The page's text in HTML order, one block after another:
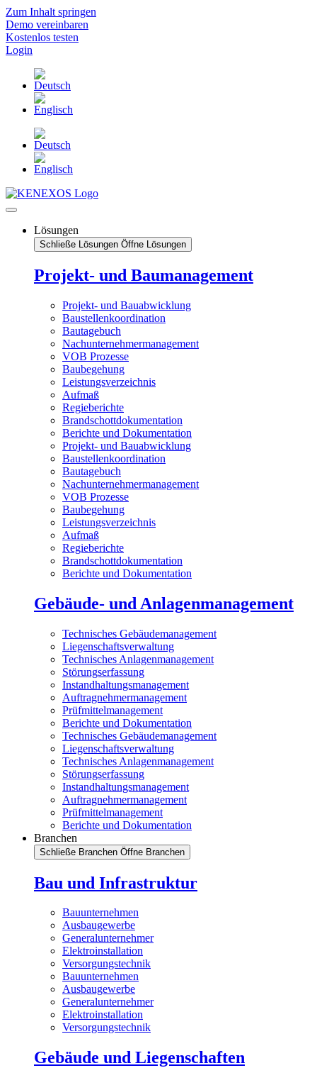
Zum Inhalt springen
Demo vereinbaren
Kostenlos testen
Login
Lösungen
Schließe Lösungen Öffne Lösungen
Projekt- und Baumanagement
Projekt- und Bauabwicklung
Baustellenkoordination
Bautagebuch
Nachunternehmermanagement
VOB Prozesse
Baubegehung
Leistungsverzeichnis
Aufmaß
Regieberichte
Brandschottdokumentation
Berichte und Dokumentation
Projekt- und Bauabwicklung
Baustellenkoordination
Bautagebuch
Nachunternehmermanagement
VOB Prozesse
Baubegehung
Leistungsverzeichnis
Aufmaß
Regieberichte
Brandschottdokumentation
Berichte und Dokumentation
Gebäude- und Anlagenmanagement
Technisches Gebäudemanagement
Liegenschaftsverwaltung
Technisches Anlagenmanagement
Störungserfassung
Instandhaltungsmanagement
Auftragnehmermanagement
Prüfmittelmanagement
Berichte und Dokumentation
Technisches Gebäudemanagement
Liegenschaftsverwaltung
Technisches Anlagenmanagement
Störungserfassung
Instandhaltungsmanagement
Auftragnehmermanagement
Prüfmittelmanagement
Berichte und Dokumentation
Branchen
Schließe Branchen Öffne Branchen
Bau und Infrastruktur
Bauunternehmen
Ausbaugewerbe
Generalunternehmer
Elektroinstallation
Versorgungstechnik
Bauunternehmen
Ausbaugewerbe
Generalunternehmer
Elektroinstallation
Versorgungstechnik
Gebäude und Liegenschaften